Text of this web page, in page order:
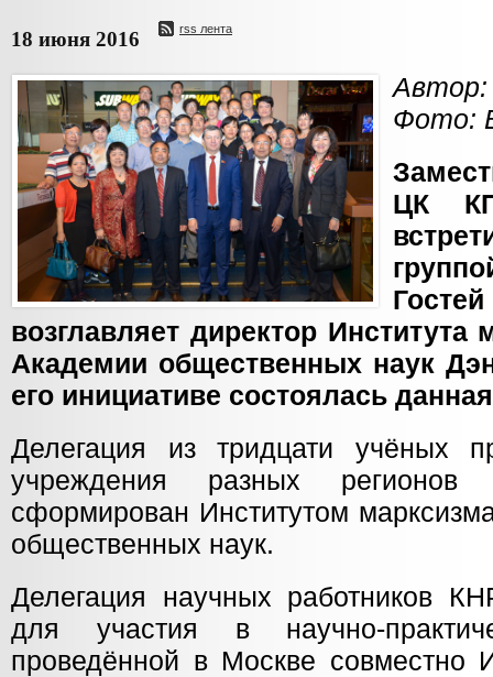
18 июня 2016 rss лента
Фото:
ЦК
возглавляет директор Института
Академии общественных наук
его инициативе состоялась
Делегация из тридцати учёных
учреждения разных
сформирован Институтом
общественных наук.
Делегация научных работников
для участия в научно-
проведённой в Москве совместно